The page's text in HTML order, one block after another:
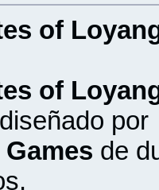
of
of
Games de